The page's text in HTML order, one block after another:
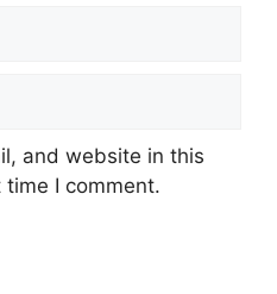
and website in this
I comment.